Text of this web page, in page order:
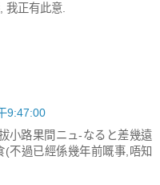
我正有此意.
9:47:00
小路果間ニュ‐なると差幾遠
(不過已經係幾年前嘅事,唔知